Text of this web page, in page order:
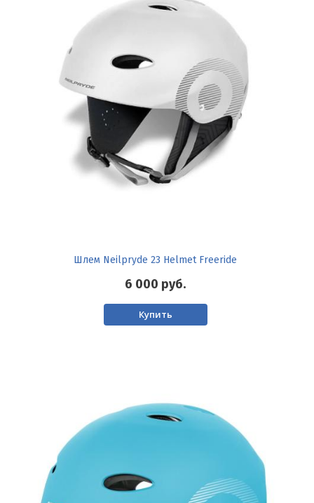
Шлем Neilpryde 23 Helmet Freeride
6 000 руб.
Купить